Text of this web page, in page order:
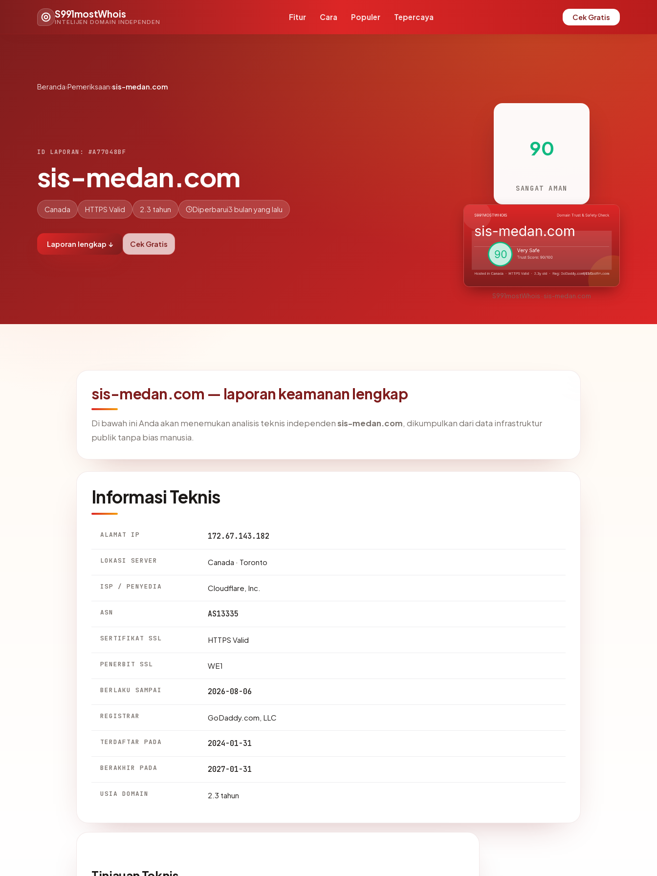
S991mostWhois
INTELIJEN DOMAIN INDEPENDEN
Fitur Cara Populer Tepercaya Cek Gratis
Beranda›Pemeriksaan›sis-medan.com
ID LAPORAN: #A77048BF
sis-medan.com
Canada HTTPS Valid 2.3 tahun Diperbarui3 bulan yang lalu
Laporan lengkap ↓ Cek Gratis
90
SANGAT AMAN
S991mostWhois · sis-medan.com
sis-medan.com — laporan keamanan lengkap
Di bawah ini Anda akan menemukan analisis teknis independensis-medan.com, dikumpulkan dari data infrastruktur
publik tanpa bias manusia.
Informasi Teknis
ALAMAT IP 172.67.143.182
LOKASI SERVER Canada · Toronto
ISP / PENYEDIA Cloudflare, Inc.
ASN AS13335
SERTIFIKAT SSL HTTPS Valid
PENERBIT SSL WE1
BERLAKU SAMPAI 2026-08-06
REGISTRAR GoDaddy.com, LLC
TERDAFTAR PADA 2024-01-31
BERAKHIR PADA 2027-01-31
USIA DOMAIN 2.3 tahun